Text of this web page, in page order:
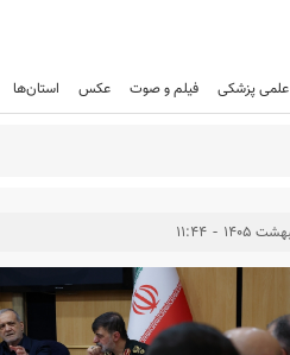
علمی پزشکی فیلم و صوت عکس استان‌ها
۱۱:۴۴ -